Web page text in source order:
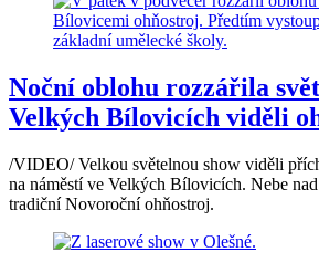
Noční oblohu rozzářila
Velkých Bílovicích viděli
/VIDEO/ Velkou světelnou show viděli
na náměstí ve Velkých Bílovicích. Nebe
tradiční Novoroční ohňostroj.